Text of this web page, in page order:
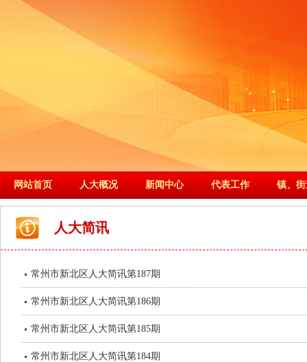
网站首页 人大概况 新闻中心 代表工作 镇、
人大简讯
常州市新北区人大简讯第187期
常州市新北区人大简讯第186期
常州市新北区人大简讯第185期
常州市新北区人大简讯第184期